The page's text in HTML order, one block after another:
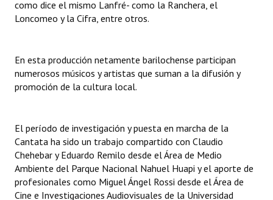
Ciudadano Ilustre - Registro
Huéspedes de Honor - Registro
Antiguos Pobladores - Registro
Bariloche, Municipio intercultural
Entrega de distinciones
REFORMA DE LA CARTA ORGÁNICA
como dice el mismo Lanfré- como la Ranchera, el
Loncomeo y la Cifra, entre otros.
En esta producción netamente barilochense participan
numerosos músicos y artistas que suman a la difusión y
promoción de la cultura local.
El período de investigación y puesta en marcha de la
Cantata ha sido un trabajo compartido con Claudio
Chehebar y Eduardo Remilo desde el Área de Medio
Ambiente del Parque Nacional Nahuel Huapi y el aporte de
profesionales como Miguel Ángel Rossi desde el Área de
Cine e Investigaciones Audiovisuales de la Universidad